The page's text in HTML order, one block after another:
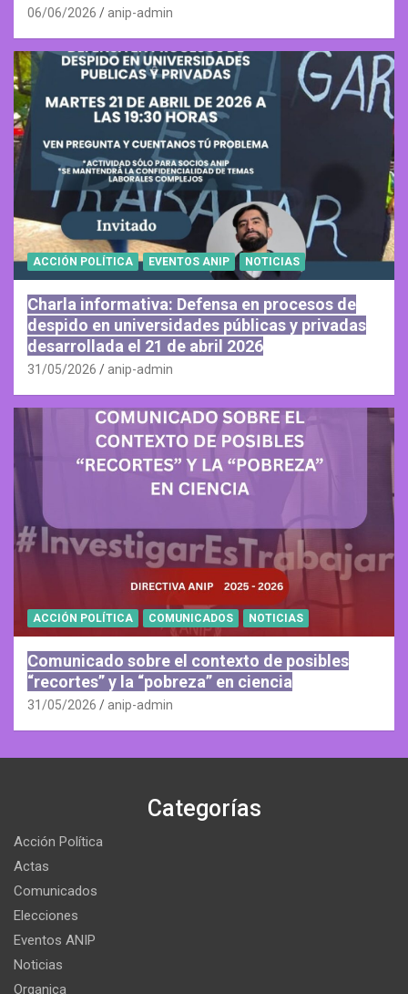
06/06/2026 anip-admin
ACCIÓN POLÍTICA EVENTOS ANIP NOTICIAS
Charla informativa: Defensa en procesos de
despido en universidades públicas y privadas
desarrollada el 21 de abril 2026
31/05/2026 anip-admin
ACCIÓN POLÍTICA COMUNICADOS NOTICIAS
Comunicado sobre el contexto de posibles
“recortes” y la “pobreza” en ciencia
31/05/2026 anip-admin
Categorías
Acción Política
Actas
Comunicados
Elecciones
Eventos ANIP
Noticias
Organica